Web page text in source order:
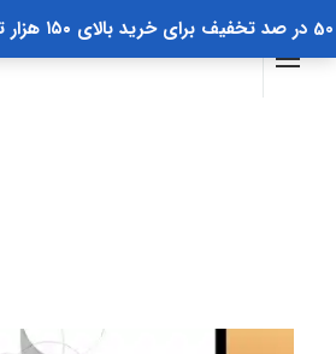
50 در صد تخفیف برای خرید بالای ۱۵۰ هزار تومان با کد off50